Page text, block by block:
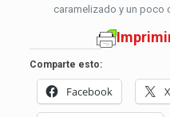
caramelizado y un poco
Comparte esto:
Facebook X